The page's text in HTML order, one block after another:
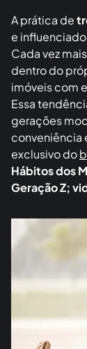
A prática de
e
Cada vez
dentro do
imóveis com
Essa
gerações
conveniência
exclusivo do
Hábitos dos
Geração Z;